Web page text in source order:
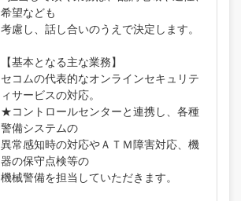
希望なども
考慮し、話し合いのうえで決定します。
【基本となる主な業務】
セコムの代表的なオンラインセキュリテ
ィサービスの対応。
★コントロールセンターと連携し、各種
警備システムの
異常感知時の対応やＡＴＭ障害対応、機
器の保守点検等の
機械警備を担当していただきます。